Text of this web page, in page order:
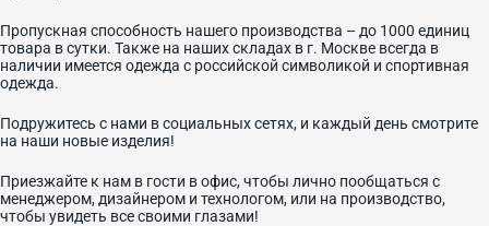
Пропускная способность нашего производства – до 1000 единиц
товара в сутки. Также на наших складах в г. Москве всегда в
наличии имеется одежда с российской символикой и спортивная
одежда.
Подружитесь с нами в социальных сетях, и каждый день смотрите
на наши новые изделия!
Приезжайте к нам в гости в офис, чтобы лично пообщаться с
менеджером, дизайнером и технологом, или на производство,
чтобы увидеть все своими глазами!